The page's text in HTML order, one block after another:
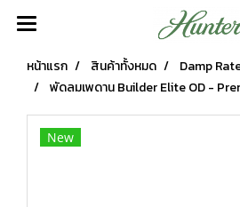
หน้าแรก สินค้าทั้งหมด
Damp
พัดลมเพดาน Builder Elite OD -
New